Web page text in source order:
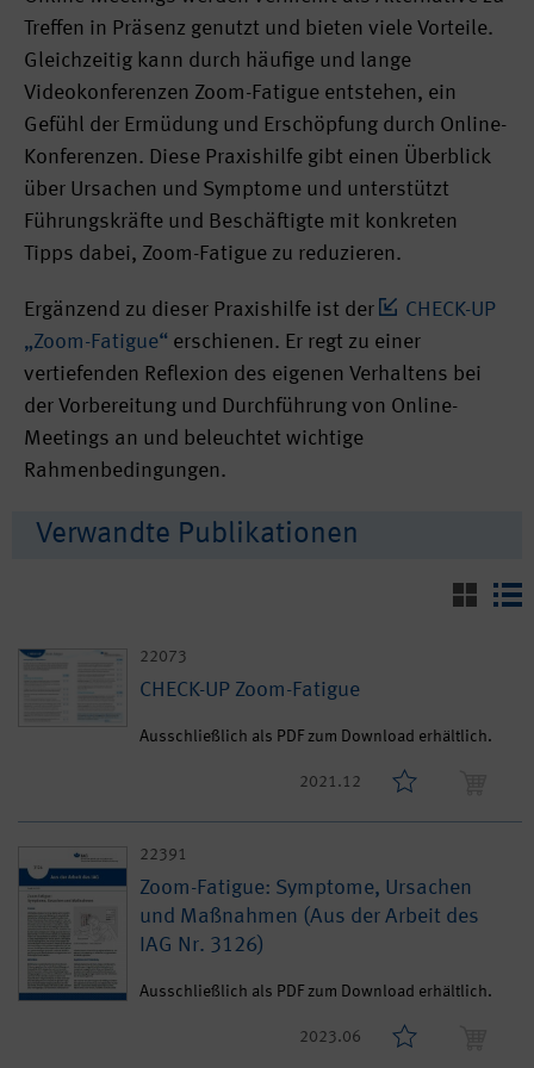
Treffen in Präsenz genutzt und bieten viele Vorteile.
Gleichzeitig kann durch häufige und lange
Videokonferenzen Zoom-Fatigue entstehen, ein
Gefühl der Ermüdung und Erschöpfung durch Online-
Konferenzen. Diese Praxishilfe gibt einen Überblick
über Ursachen und Symptome und unterstützt
Führungskräfte und Beschäftigte mit konkreten
Tipps dabei, Zoom-Fatigue zu reduzieren.
Ergänzend zu dieser Praxishilfe ist der
CHECK-UP
„Zoom-Fatigue“ erschienen. Er regt zu einer
vertiefenden Reflexion des eigenen Verhaltens bei
der Vorbereitung und Durchführung von Online-
Meetings an und beleuchtet wichtige
Rahmenbedingungen.
Verwandte Publikationen
22073
CHECK-UP Zoom-Fatigue
Ausschließlich als PDF zum Download erhältlich.
2021.12
22391
Zoom-Fatigue: Symptome, Ursachen
und Maßnahmen (Aus der Arbeit des
IAG Nr. 3126)
Ausschließlich als PDF zum Download erhältlich.
2023.06